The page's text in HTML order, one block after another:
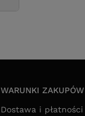
WARUNKI ZAKUPÓW
Dostawa i płatności